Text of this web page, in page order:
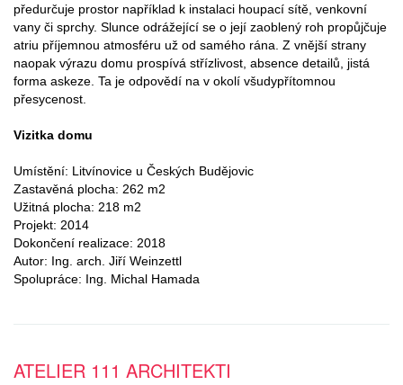
předurčuje prostor například k instalaci houpací sítě, venkovní
vany či sprchy. Slunce odrážející se o její zaoblený roh propůjčuje
atriu příjemnou atmosféru už od samého rána. Z vnější strany
naopak výrazu domu prospívá střízlivost, absence detailů, jistá
forma askeze. Ta je odpovědí na v okolí všudypřítomnou
přesycenost.
Vizitka domu
Umístění: Litvínovice u Českých Budějovic
Zastavěná plocha: 262 m2
Užitná plocha: 218 m2
Projekt: 2014
Dokončení realizace: 2018
Autor: Ing. arch. Jiří Weinzettl
Spolupráce: Ing. Michal Hamada
ATELIER 111 ARCHITEKTI